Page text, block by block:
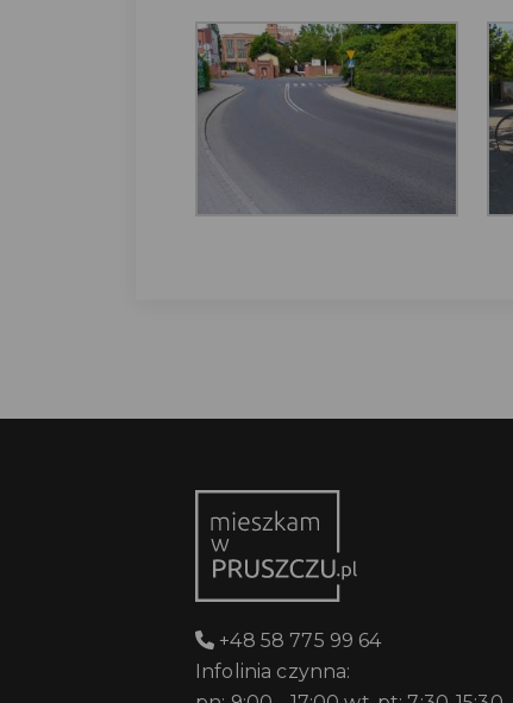
+48 58 775 99 64
Infolinia czynna: